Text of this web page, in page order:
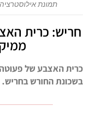
תמונת
חריש: כרית
כרית האצבע של
בשכונת החורש בחריש.